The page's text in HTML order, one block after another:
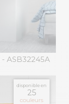
- ASB32245A
disponible en
25
couleurs